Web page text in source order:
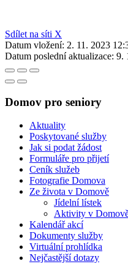
Sdílet na síti X
Datum vložení: 2. 11. 2023
Datum poslední aktualizace: 9.
Domov pro seniory
Aktuality
Poskytované služby
Jak si podat žádost
Formuláře pro přijetí
Ceník služeb
Fotografie Domova
Ze života v Domově
Jídelní lístek
Aktivity v
Kalendář akcí
Dokumenty služby
Virtuální prohlídka
Nejčastější dotazy